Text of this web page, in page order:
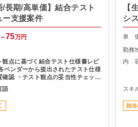
/長期/高単価】結合テスト
ー支援案件
75万円
観点に基づく結合テスト仕様書レビ
ベンダーから提出されたテスト仕様
確認 ・テスト観点の妥当性チェック
項の整理およびレビュー結果のフィ
ク ・プロジェクト関係者との調整・
ーション
語
【
シ
単
勤務
内
スキ
担当